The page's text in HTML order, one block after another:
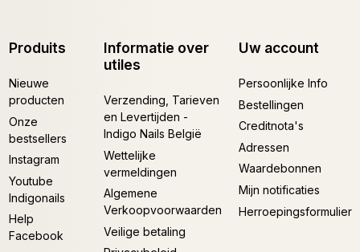
Produits
Nieuwe
producten
Onze
bestsellers
Instagram
Youtube
Indigonails
Help
Facebook
Informatie over
utiles
Verzending, Tarieven
en Levertijden -
Indigo Nails België
Wettelijke
vermeldingen
Algemene
Verkoopvoorwaarden
Veilige betaling
Uw account
Persoonlijke Info
Bestellingen
Creditnota's
Adressen
Waardebonnen
Mijn notificaties
Herroepingsformulier